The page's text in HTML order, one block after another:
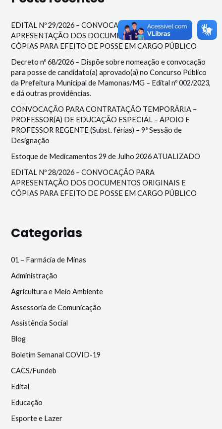
EDITAL Nº 29/2026 – CONVOCAÇÃO PARA
APRESENTAÇÃO DOS DOCUMENTOS ORIGINAIS E
CÓPIAS PARA EFEITO DE POSSE EM CARGO PÚBLICO
Decreto nº 68/2026 – Dispõe sobre nomeação e convocação
para posse de candidato(a) aprovado(a) no Concurso Público
da Prefeitura Municipal de Mamonas/MG – Edital nº 002/2023,
e dá outras providências.
CONVOCAÇÃO PARA CONTRATAÇÃO TEMPORÁRIA –
PROFESSOR(A) DE EDUCAÇÃO ESPECIAL – APOIO E
PROFESSOR REGENTE (Subst. férias) – 9ª Sessão de
Designação
Estoque de Medicamentos 29 de Julho 2026 ATUALIZADO
EDITAL Nº 28/2026 – CONVOCAÇÃO PARA
APRESENTAÇÃO DOS DOCUMENTOS ORIGINAIS E
CÓPIAS PARA EFEITO DE POSSE EM CARGO PÚBLICO
Categorias
01 – Farmácia de Minas
Administração
Agricultura e Meio Ambiente
Assessoria de Comunicação
Assistência Social
Blog
Boletim Semanal COVID-19
CACS/Fundeb
Edital
Educação
Esporte e Lazer